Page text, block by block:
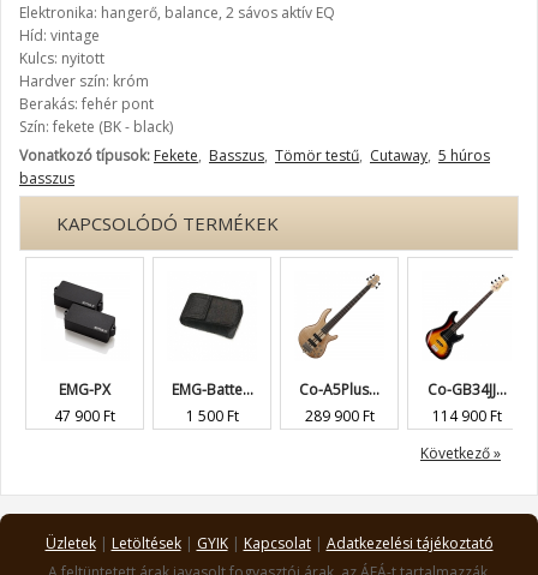
Elektronika: hangerő, balance, 2 sávos aktív EQ
Híd: vintage
Kulcs: nyitott
Hardver szín: króm
Berakás: fehér pont
Szín: fekete (BK - black)
Vonatkozó típusok: Fekete, Basszus, Tömör testű, Cutaway, 5 húros
basszus
KAPCSOLÓDÓ TERMÉKEK
EMG-PX
47 900 Ft
EMG-Batte...
1 500 Ft
Co-A5Plus...
289 900 Ft
Co-GB34JJ...
114 900 Ft
Következő »
Üzletek| Letöltések| GYIK| Kapcsolat| Adatkezelési tájékoztató